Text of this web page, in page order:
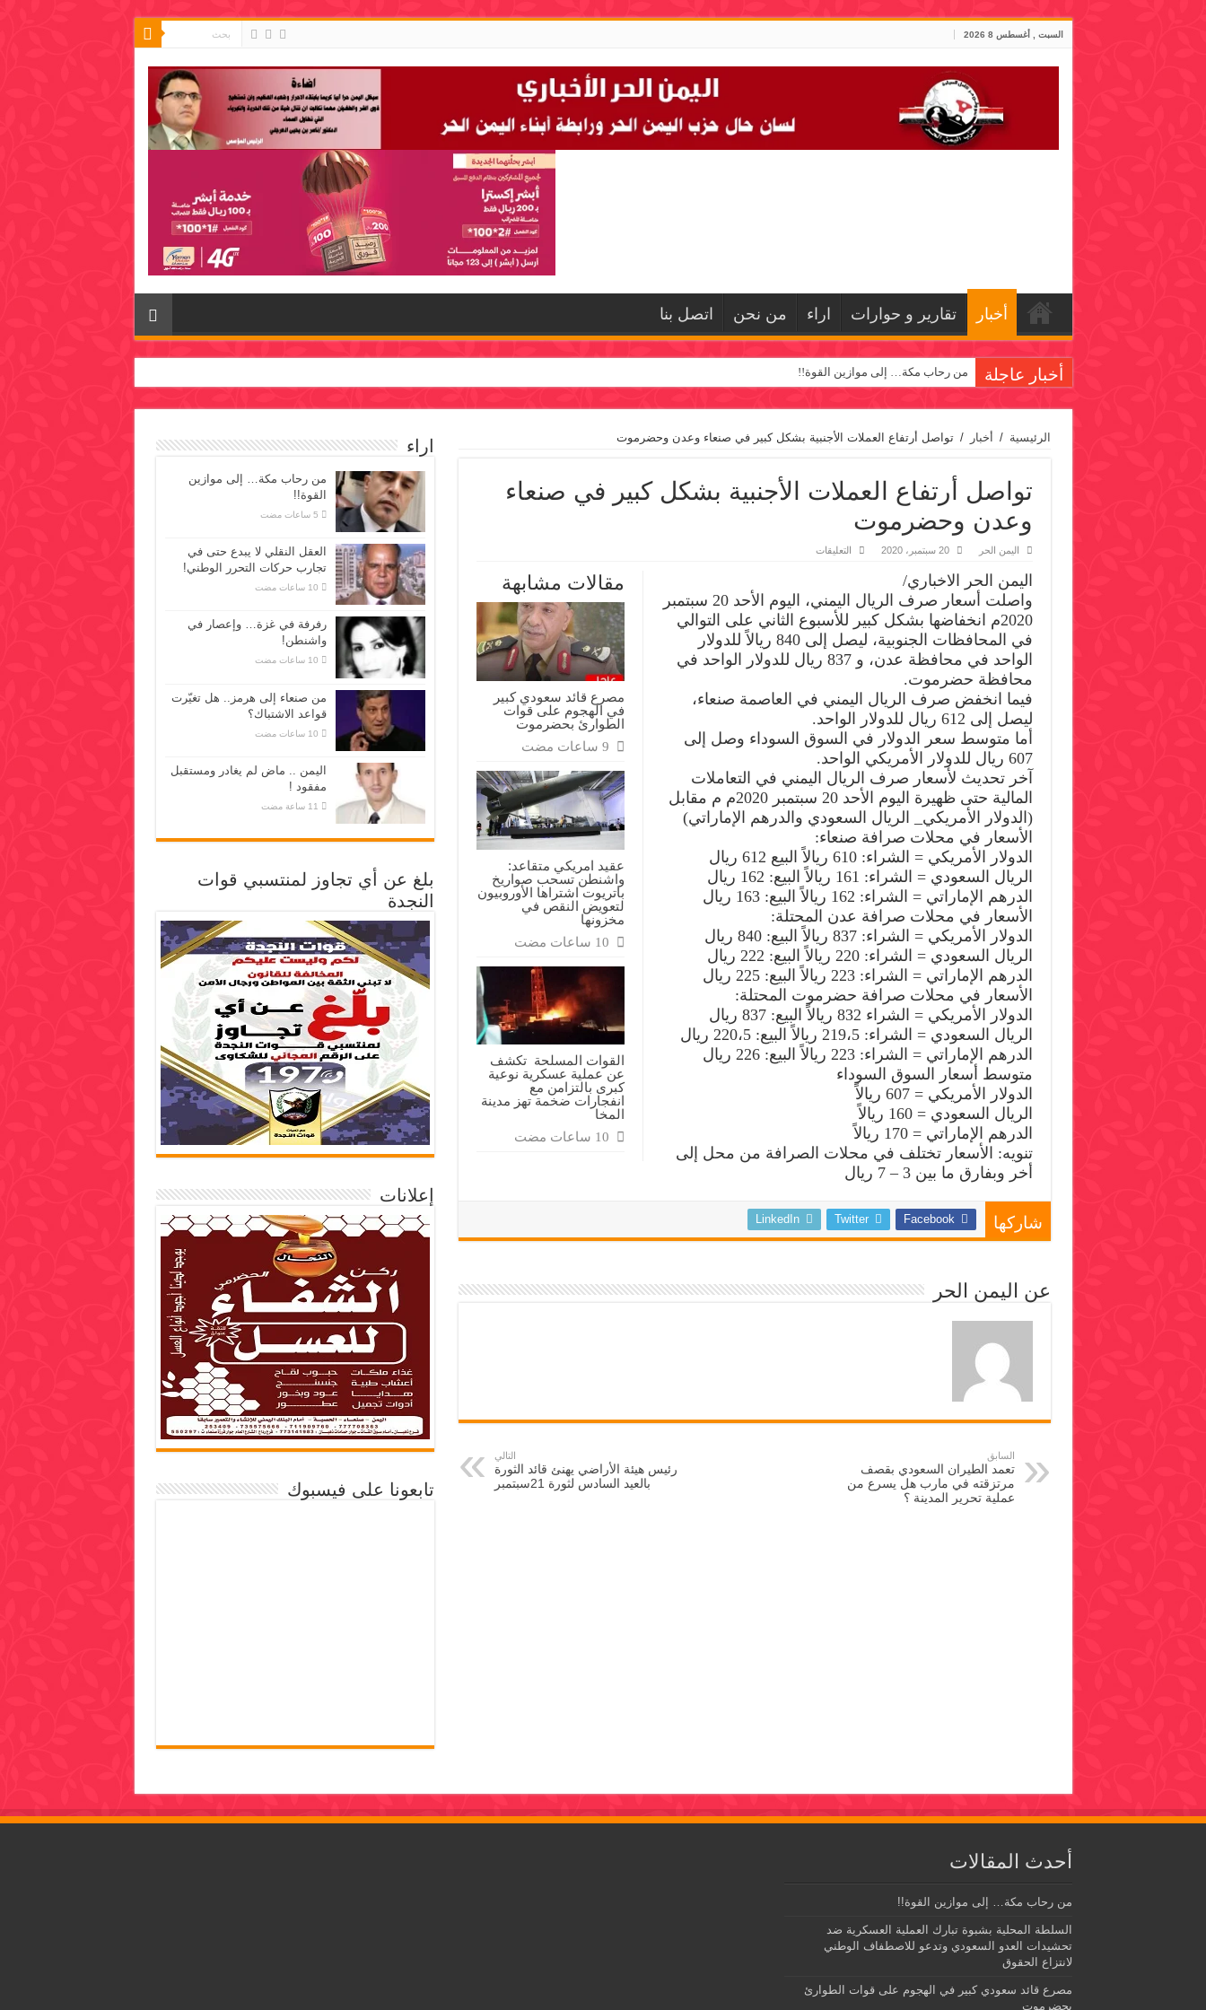
السبت , أغسطس 8 2026
أخبار تقارير و حوارات اراء من نحن اتصل بنا
أخبار عاجلة من رحاب مكة… إلى موازين القوة!!
الرئيسية / أخبار / تواصل أرتفاع العملات الأجنبية بشكل كبير في صنعاء وعدن وحضرموت
تواصل أرتفاع العملات الأجنبية بشكل كبير في صنعاء
وعدن وحضرموت
اليمن الحر 20 سبتمبر، 2020 التعليقات
الأجنبية
بشكل
كبير
في
صنعاء
وعدن
وحضرموت
مقالات مشابهة
مصرع قائد سعودي كبير
في الهجوم على قوات
الطوارئ بحضرموت
عقيد امريكي متقاعد:
واشنطن تسحب صواريخ
باتريوت اشتراها الأوروبيون
لتعويض النقص في
مخزونها
القوات المسلحة تكشف
عن عملية عسكرية نوعية
كبرى بالتزامن مع
انفجارات ضخمة تهز مدينة
المخا
اليمن الحر الاخباري/
واصلت أسعار صرف الريال اليمني، اليوم الأحد 20 سبتمبر
2020م انخفاضها بشكل كبير للأسبوع الثاني على التوالي
في المحافظات الجنوبية، ليصل إلى 840 ريالاً للدولار
الواحد في محافظة عدن، و 837 ريال للدولار الواحد في
محافظة حضرموت.
فيما انخفض صرف الريال اليمني في العاصمة صنعاء،
ليصل إلى 612 ريال للدولار الواحد.
أما متوسط سعر الدولار في السوق السوداء وصل إلى
607 ريال للدولار الأمريكي الواحد.
آخر تحديث لأسعار صرف الريال اليمني في التعاملات
المالية حتى ظهيرة اليوم الأحد 20 سبتمبر 2020م م مقابل
(الدولار الأمريكي_ الريال السعودي والدرهم الإماراتي)
الأسعار في محلات صرافة صنعاء:
الدولار الأمريكي = الشراء: 610 ريالاً البيع 612 ريال
الريال السعودي = الشراء: 161 ريالاً البيع: 162 ريال
الدرهم الإماراتي = الشراء: 162 ريالاً البيع: 163 ريال
الأسعار في محلات صرافة عدن المحتلة:
الدولار الأمريكي = الشراء: 837 ريالاً البيع: 840 ريال
الريال السعودي = الشراء: 220 ريالاً البيع: 222 ريال
الدرهم الإماراتي = الشراء: 223 ريالاً البيع: 225 ريال
الأسعار في محلات صرافة حضرموت المحتلة:
الدولار الأمريكي = الشراء 832 ريالاً البيع: 837 ريال
الريال السعودي = الشراء: 219،5 ريالاً البيع: 220،5 ريال
الدرهم الإماراتي = الشراء: 223 ريالاً البيع: 226 ريال
متوسط أسعار السوق السوداء
الدولار الأمريكي = 607 ريالاً
الريال السعودي = 160 ريالاً
الدرهم الإماراتي = 170 ريالاً
تنويه: الأسعار تختلف في محلات الصرافة من محل إلى
أخر وبفارق ما بين 3 – 7 ريال
شاركها Facebook
Twitter
LinkedIn
عن اليمن الحر
السابق
تعمد الطيران السعودي بقصف
مرتزقته في مارب هل يسرع من
عملية تحرير المدينة ؟
التالي
رئيس هيئة الأراضي يهنئ قائد الثورة
بالعيد السادس لثورة 21سبتمبر
اراء
من رحاب مكة… إلى موازين
القوة!!
العقل النقلي لا يبدع حتى في
تجارب حركات التحرر الوطني!
رفرفة في غزة… وإعصار في
واشنطن!
من صنعاء إلى هرمز.. هل تغيّرت
قواعد الاشتباك؟
اليمن .. ماض لم يغادر ومستقبل
مفقود !
بلغ عن أي تجاوز لمنتسبي قوات
النجدة
إعلانات
تابعونا على فيسبوك
أحدث المقالات
من رحاب مكة… إلى موازين القوة!!
السلطة المحلية بشبوة تبارك العملية العسكرية ضد
تحشيدات العدو السعودي وتدعو للاصطفاف الوطني
لانتزاع الحقوق
مصرع قائد سعودي كبير في الهجوم على قوات الطوارئ
بحضرموت